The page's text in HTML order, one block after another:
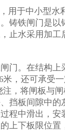
用于中小型
铸铁闸门是
止水采用加
门。在结构
，还可承受
，将闸板与
挡板间隙中
程中滑出，安
上下板限位置